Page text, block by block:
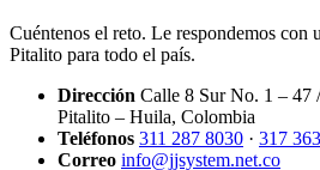
Cuéntenos el reto. Le respondemos con
Pitalito para todo el país.
Dirección Calle 8 Sur No. 1 – 47
Pitalito – Huila, Colombia
Teléfonos 311 287 8030 · 317
Correo info@jjsystem.net.co